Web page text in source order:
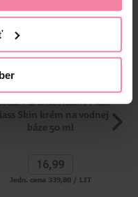
Paris Revitalift Filler
Skin krém na vodnej
báze 50 ml
16,99
Jedn. cena 339,80 / LIT